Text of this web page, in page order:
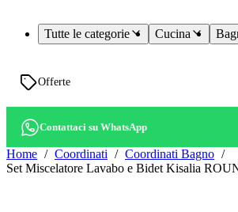
Tutte le categorie Cucina
Offerte
Contattaci su WhatsApp
Home Coordinati
Coordinati Bagno
Set Miscelatore Lavabo e Bidet Kisalia